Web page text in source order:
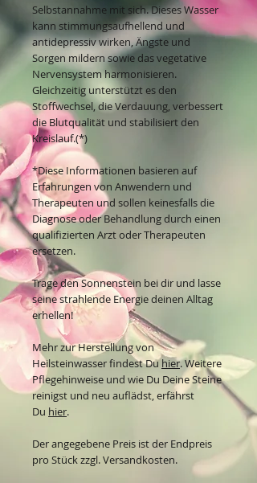
Selbstannahme mit sich. Dieses Wasser
kann stimmungsaufhellend und
antidepressiv wirken, Ängste und
Sorgen mildern sowie das vegetative
Nervensystem harmonisieren.
Gleichzeitig unterstützt es den
Stoffwechsel, die Verdauung, verbessert
die Blutqualität und stabilisiert den
Kreislauf.(*)
*Diese Informationen basieren auf
Erfahrungen von Anwendern und
Therapeuten und sollen keinesfalls die
Diagnose oder Behandlung durch einen
qualifizierten Arzt oder Therapeuten
ersetzen.
Trage den Sonnenstein bei dir und lasse
seine strahlende Energie deinen Alltag
erhellen!
Mehr zur Herstellung von
Heilsteinwasser findest Duhier. Weitere
Pflegehinweise und wie Du Deine Steine
reinigst und neu auflädst, erfährst
Du hier.
Der angegebene Preis ist der Endpreis
pro Stück zzgl. Versandkosten.